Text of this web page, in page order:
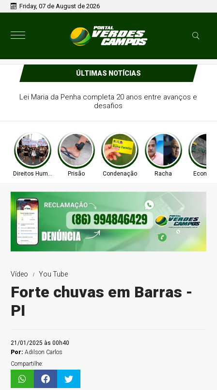
Friday, 07 de August de 2026
ÚLTIMAS NOTÍCIAS
saída temporária é preso após
ameaçar mulher em Piripiri
Direitos Humanos Prisão Condenação Racha
Vídeo You Tube
Forte chuvas em Barras -
PI
21/01/2025 às 00h40
Por:Adilson Carlos
Compartilhe: